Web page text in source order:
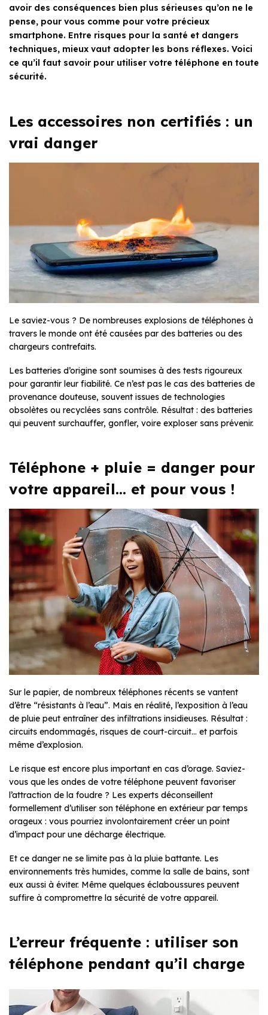
avoir des conséquences bien plus sérieuses qu’on ne le
pense, pour vous comme pour votre précieux
smartphone. Entre risques pour la santé et dangers
techniques, mieux vaut adopter les bons réflexes. Voici
ce qu’il faut savoir pour utiliser votre téléphone en toute
sécurité.
Les accessoires non certifiés : un
vrai danger
Le saviez-vous ? De nombreuses explosions de téléphones à
travers le monde ont été causées par des batteries ou des
chargeurs contrefaits.
Les batteries d’origine sont soumises à des tests rigoureux
pour garantir leur fiabilité. Ce n’est pas le cas des batteries de
provenance douteuse, souvent issues de technologies
obsolètes ou recyclées sans contrôle. Résultat : des batteries
qui peuvent surchauffer, gonfler, voire exploser sans prévenir.
Téléphone + pluie = danger pour
votre appareil… et pour vous !
Sur le papier, de nombreux téléphones récents se vantent
d’être “résistants à l’eau”. Mais en réalité, l’exposition à l’eau
de pluie peut entraîner des infiltrations insidieuses. Résultat :
circuits endommagés, risques de court-circuit… et parfois
même d’explosion.
Le risque est encore plus important en cas d’orage. Saviez-
vous que les ondes de votre téléphone peuvent favoriser
l’attraction de la foudre ? Les experts déconseillent
formellement d’utiliser son téléphone en extérieur par temps
orageux : vous pourriez involontairement créer un point
d’impact pour une décharge électrique.
Et ce danger ne se limite pas à la pluie battante. Les
environnements très humides, comme la salle de bains, sont
eux aussi à éviter. Même quelques éclaboussures peuvent
suffire à compromettre la sécurité de votre appareil.
L’erreur fréquente : utiliser son
téléphone pendant qu’il charge